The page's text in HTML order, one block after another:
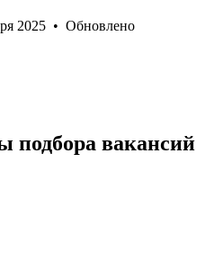
2025 • Обновлено
вакансий